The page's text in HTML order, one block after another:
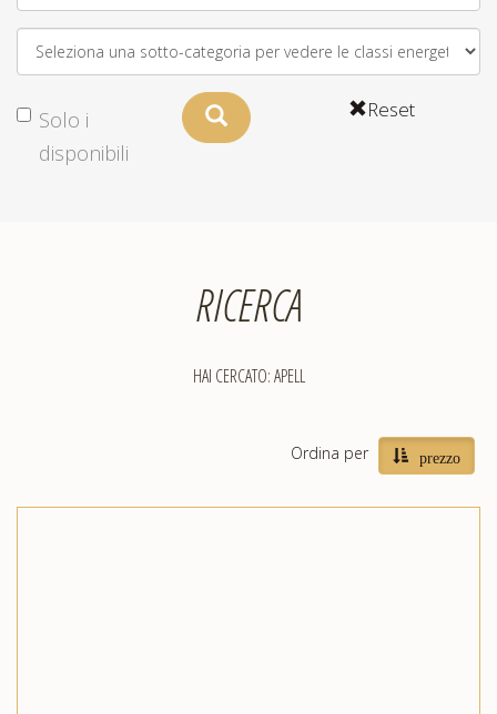
ASSISTENZA
POST
VENDITA
LAVORA
Solo i
disponibili
Reset
RICERCA
HAI CERCATO: APELL
Ordina per prezzo